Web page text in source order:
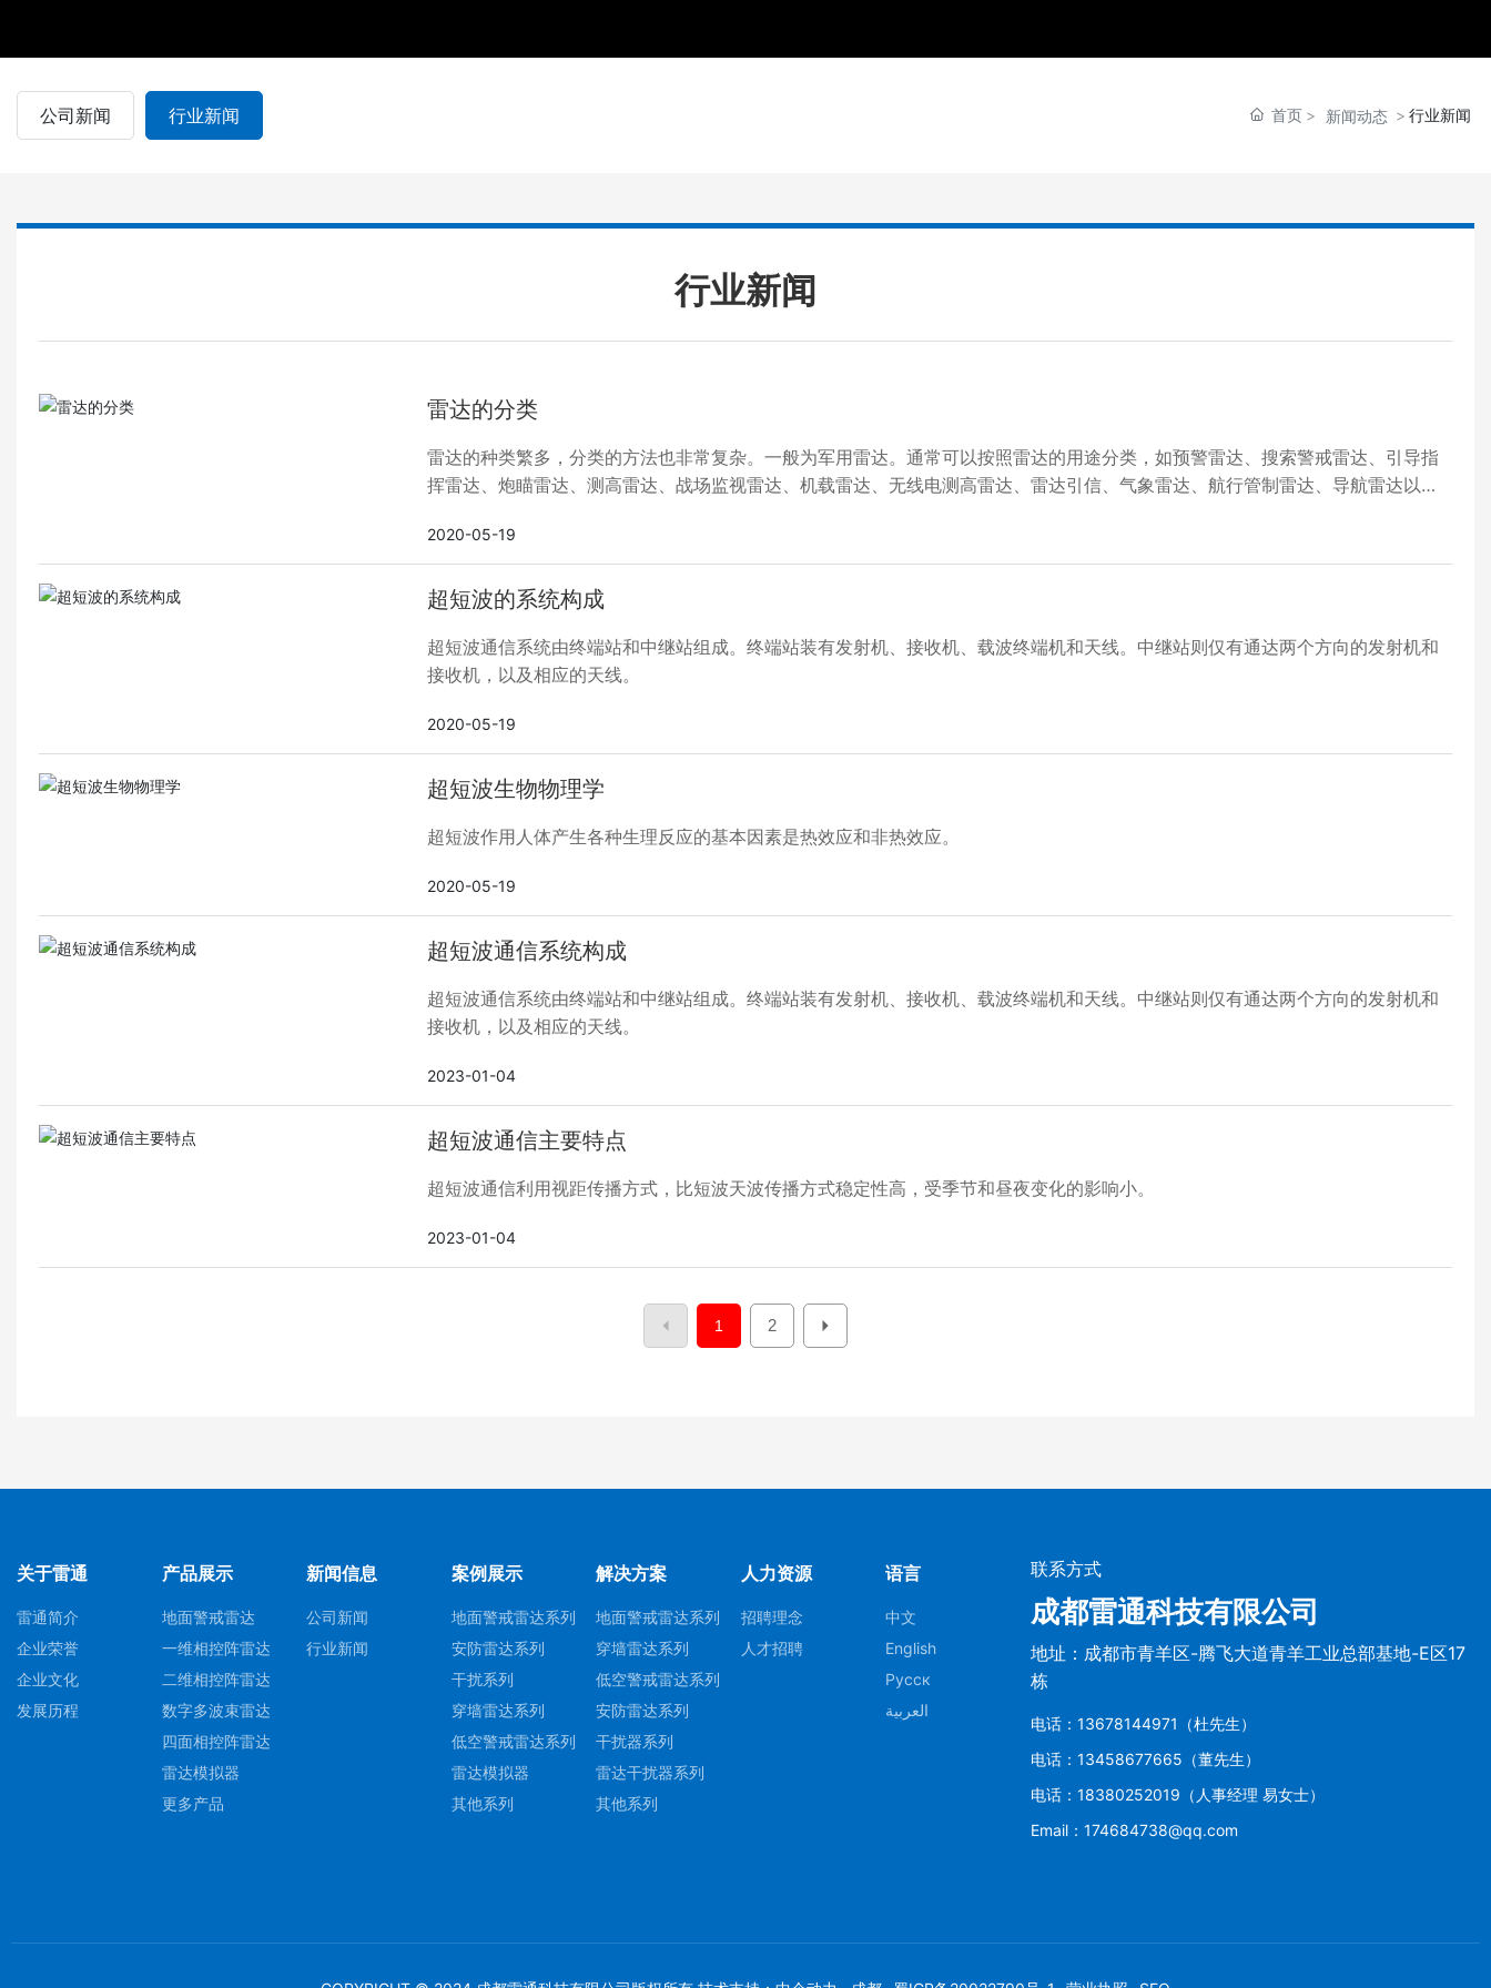
公司新闻 行业新闻 首页 新闻动态 行业新闻
行业新闻
雷达的分类
雷达的种类繁多，分类的方法也非常复杂。一般为军用雷达。通常可以按照雷达的用途分类，如预警雷达、搜索警戒雷达、引导指
挥雷达、炮瞄雷达、测高雷达、战场监视雷达、机载雷达、无线电测高雷达、雷达引信、气象雷达、航行管制雷达、导航雷达以及
2020-05-19
超短波的系统构成
超短波通信系统由终端站和中继站组成。终端站装有发射机、接收机、载波终端机和天线。中继站则仅有通达两个方向的发射机和
接收机，以及相应的天线。
2020-05-19
超短波生物物理学
超短波作用人体产生各种生理反应的基本因素是热效应和非热效应。
2020-05-19
超短波通信系统构成
超短波通信系统由终端站和中继站组成。终端站装有发射机、接收机、载波终端机和天线。中继站则仅有通达两个方向的发射机和
接收机，以及相应的天线。
2023-01-04
超短波通信主要特点
超短波通信利用视距传播方式，比短波天波传播方式稳定性高，受季节和昼夜变化的影响小。
2023-01-04
1 2
关于雷通
雷通简介
企业荣誉
企业文化
发展历程
产品展示
地面警戒雷达
一维相控阵雷达
二维相控阵雷达
数字多波束雷达
四面相控阵雷达
雷达模拟器
更多产品
新闻信息
公司新闻
行业新闻
案例展示
地面警戒雷达系列
安防雷达系列
干扰系列
穿墙雷达系列
低空警戒雷达系列
雷达模拟器
其他系列
解决方案
地面警戒雷达系列
穿墙雷达系列
低空警戒雷达系列
安防雷达系列
干扰器系列
雷达干扰器系列
其他系列
人力资源
招聘理念
人才招聘
语言
中文
English
Русск
العربية
联系方式
成都雷通科技有限公司
地址：成都市青羊区-腾飞大道青羊工业总部基地-E区17
栋
电话：13678144971（杜先生）
电话：13458677665（董先生）
电话：18380252019（人事经理 易女士）
Email：174684738@qq.com